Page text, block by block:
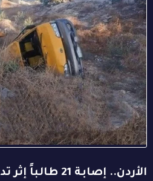
الأردن.. إصابة 21 طالباً إثر تدهور حافلة مدرسية